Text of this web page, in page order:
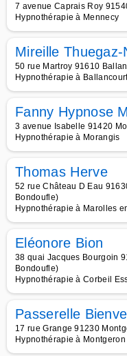
7 avenue Caprais Roy
Hypnothérapie à Mennecy
Mireille Thuegaz-
50 rue Martroy 91610
Hypnothérapie à
Fanny Hypnose
3 avenue Isabelle 91420
Hypnothérapie à Morangis
Thomas Herve
52 rue Château D Eau
Bondoufle)
Hypnothérapie à Marolles
Eléonore Bion
38 quai Jacques Bourgoin
Bondoufle)
Hypnothérapie à Corbeil
Passerelle
17 rue Grange 91230
Hypnothérapie à Montgeron